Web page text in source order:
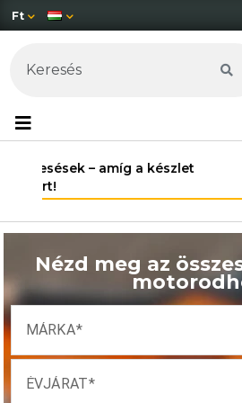
Ft
30.000 Ft felett
Magyarország
Nézd meg az
MÁRKA
ÉVJÁRAT